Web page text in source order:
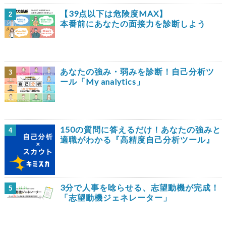
2
【39点以下は危険度MAX】
本番前にあなたの面接力を診断しよう
3
あなたの強み・弱みを診断！自己分析ツ
ール「My analytics」
4
150の質問に答えるだけ！あなたの強みと
適職がわかる『高精度自己分析ツール』
5
3分で人事を唸らせる、志望動機が完成！
「志望動機ジェネレーター」